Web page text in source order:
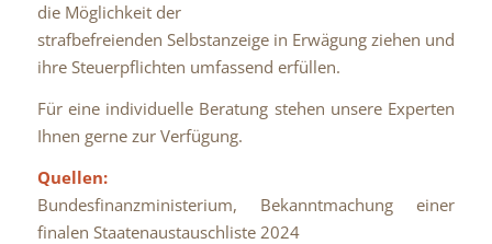
die Möglichkeit der
strafbefreienden Selbstanzeige in Erwägung ziehen und
ihre Steuerpflichten umfassend erfüllen.
Für eine individuelle Beratung stehen unsere Experten
Ihnen gerne zur Verfügung.
Quellen:
Bundesfinanzministerium, Bekanntmachung einer
finalen Staatenaustauschliste 2024